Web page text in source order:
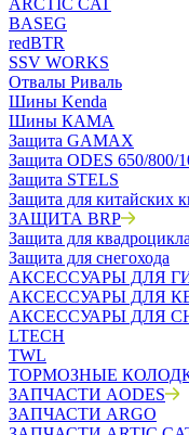
ARCTIC CAT
BASEG
redBTR
SSV WORKS
Отвалы Риваль
Шины Kenda
Шины КАМА
Защита GAMAX
Защита ODES 650/800/
Защита STELS
Защита для китайских
ЗАЩИТА BRP
Защита для квадроцикла
Защита для снегохода
АКСЕССУАРЫ ДЛЯ
АКСЕССУАРЫ ДЛЯ
АКСЕССУАРЫ ДЛЯ
LTECH
TWL
ТОРМОЗНЫЕ
ЗАПЧАСТИ AODES
ЗАПЧАСТИ ARGO